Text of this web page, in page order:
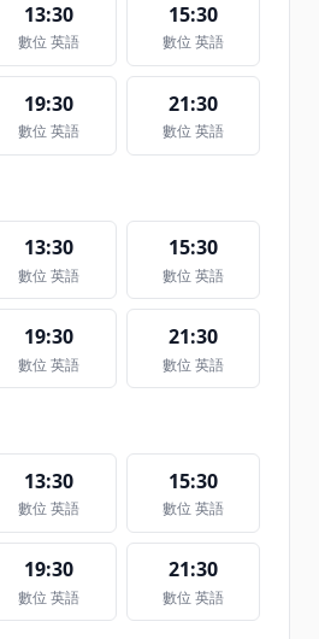
13:30
數位 英語
15:30
數位 英語
19:30
數位 英語
21:30
數位 英語
13:30
數位 英語
15:30
數位 英語
19:30
數位 英語
21:30
數位 英語
13:30
數位 英語
15:30
數位 英語
19:30
數位 英語
21:30
數位 英語